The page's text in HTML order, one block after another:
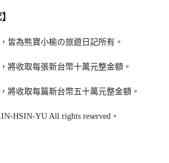
皆為熊寶小榆の旅遊日記所有。
將收取每張新台幣十萬元整金額。
將收取每篇新台幣五十萬元整金額。
HSIN-YU All rights reserved。